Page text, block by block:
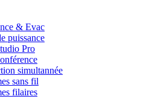
& Evac
puissance
Pro
simultannée
sans fil
filaires